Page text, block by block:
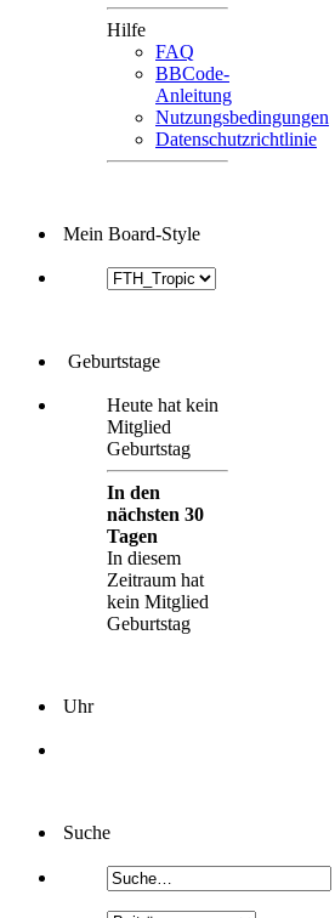
Hilfe
FAQ
BBCode-
Anleitung
Nutzungsbedingungen
Datenschutzrichtlinie
Mein Board-Style
Geburtstage
Heute hat kein
Mitglied
Geburtstag
In den
nächsten 30
Tagen
In diesem
Zeitraum hat
kein Mitglied
Geburtstag
Uhr
Suche